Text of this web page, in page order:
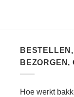
BEZORGEN,
Hoe werkt